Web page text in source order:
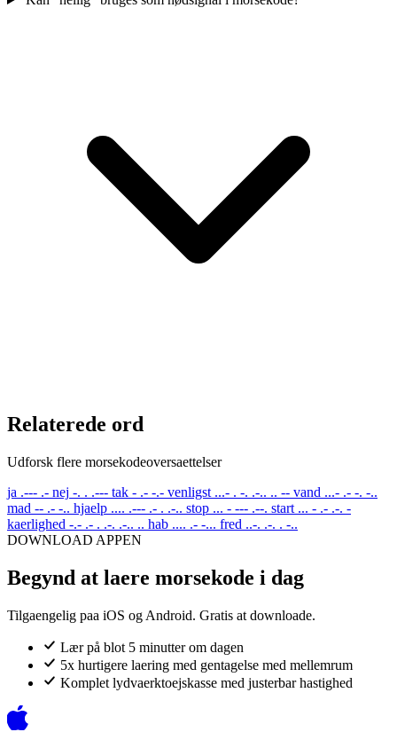
Relaterede ord
Udforsk flere morsekodeoversaettelser
ja .--- .- nej -. . .--- tak - .- -.- venligst ...- . -. .-.. .. -- vand ...- .- -. -..
mad -- .- -.. hjaelp .... .--- .- . .-.. stop ... - --- .--. start ... - .- .-. -
kaerlighed -.- .- . .-. .-.. .. hab .... .- -... fred ..-. .-. . -..
DOWNLOAD APPEN
Begynd at laere morsekode i dag
Tilgaengelig paa iOS og Android. Gratis at downloade.
Lær på blot 5 minutter om dagen
5x hurtigere laering med gentagelse med mellemrum
Komplet lydvaerktoejskasse med justerbar hastighed